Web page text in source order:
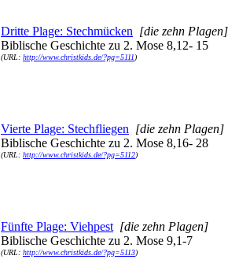
Dritte Plage: Stechmücken [die zehn Plagen]
Biblische Geschichte zu 2. Mose 8,12- 15
(URL: http://www.christkids.de/?pg=5111)
Vierte Plage: Stechfliegen [die zehn Plagen]
Biblische Geschichte zu 2. Mose 8,16- 28
(URL: http://www.christkids.de/?pg=5112)
Fünfte Plage: Viehpest [die zehn Plagen]
Biblische Geschichte zu 2. Mose 9,1-7
(URL: http://www.christkids.de/?pg=5113)